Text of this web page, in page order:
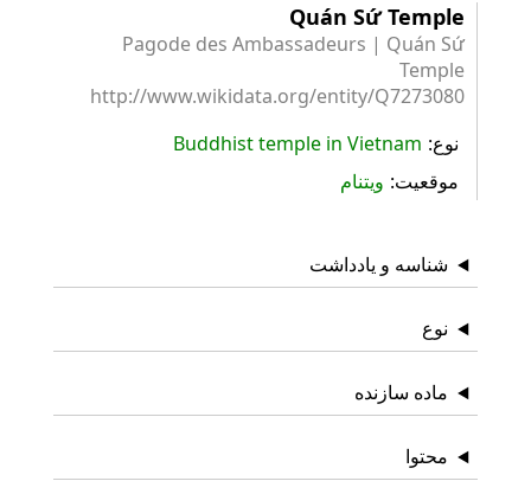
Quán Sứ Temple
Pagode des Ambassadeurs | Quán Sứ
Temple
http://www.wikidata.org/entity/Q7273080
نوع Buddhist temple in Vietnam
موقعیت ویتنام
شناسه و یادداشت
نوع
ماده سازنده
محتوا